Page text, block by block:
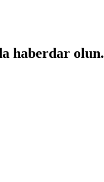
haberdar olun.